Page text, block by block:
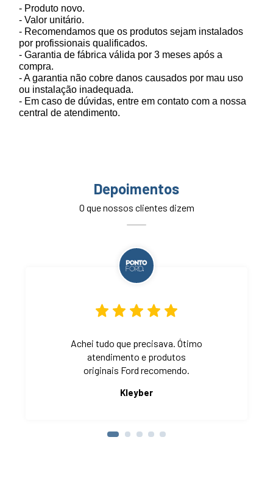
- Produto novo.
- Valor unitário.
- Recomendamos que os produtos sejam instalados
por profissionais qualificados.
- Garantia de fábrica válida por 3 meses após a
compra.
- A garantia não cobre danos causados por mau uso
ou instalação inadequada.
- Em caso de dúvidas, entre em contato com a nossa
central de atendimento.
Depoimentos
O que nossos clientes dizem
Achei tudo que precisava. Ótimo
atendimento e produtos
originais Ford recomendo.
Kleyber